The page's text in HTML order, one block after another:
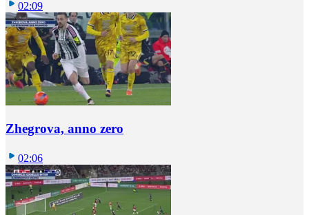
02:09
Zhegrova, anno zero
02:06